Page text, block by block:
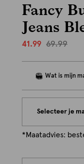
Fancy
Jeans
41.99 69.99
Selecteer je
*Maatadvies: